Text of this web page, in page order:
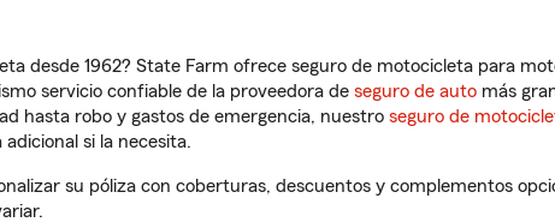
desde 1962? State Farm ofrece seguro de motocicleta para
servicio confiable de la proveedora de seguro de auto más
hasta robo y gastos de emergencia, nuestro seguro de
si la necesita.
su póliza con coberturas, descuentos y complementos